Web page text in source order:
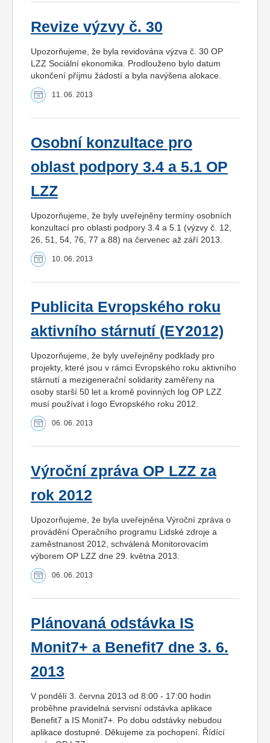
Revize výzvy č. 30
Upozorňujeme, že byla revidována výzva č. 30 OP
LZZ Sociální ekonomika. Prodlouženo bylo datum
ukončení příjmu žádostí a byla navýšena alokace.
11. 06. 2013
Osobní konzultace pro
oblast podpory 3.4 a 5.1 OP
LZZ
Upozorňujeme, že byly uveřejněny termíny osobních
konzultací pro oblasti podpory 3.4 a 5.1 (výzvy č. 12,
26, 51, 54, 76, 77 a 88) na červenec až září 2013.
10. 06. 2013
Publicita Evropského roku
aktivního stárnutí (EY2012)
Upozorňujeme, že byly uveřejněny podklady pro
projekty, které jsou v rámci Evropského roku aktivního
stárnutí a mezigenerační solidarity zaměřeny na
osoby starší 50 let a kromě povinných log OP LZZ
musí používat i logo Evropského roku 2012.
06. 06. 2013
Výroční zpráva OP LZZ za
rok 2012
Upozorňujeme, že byla uveřejněna Výroční zpráva o
provádění Operačního programu Lidské zdroje a
zaměstnanost 2012, schválená Monitorovacím
výborem OP LZZ dne 29. května 2013.
06. 06. 2013
Plánovaná odstávka IS
Monit7+ a Benefit7 dne 3. 6.
2013
V pondělí 3. června 2013 od 8:00 - 17:00 hodin
proběhne pravidelná servisní odstávka aplikace
Benefit7 a IS Monit7+. Po dobu odstávky nebudou
aplikace dostupné. Děkujeme za pochopení. Řídící